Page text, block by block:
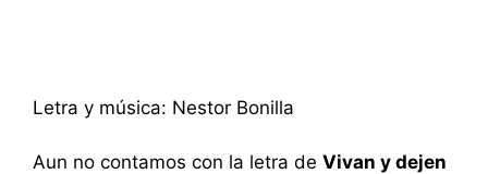
Letra y música: Nestor Bonilla
Aun no contamos con la letra de Vivan y dejen